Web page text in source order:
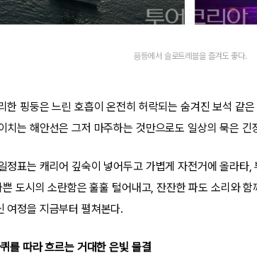
픙등에서 슬로트레블을 즐겨도 좋다.
한 핑둥은 느린 호흡이 온전히 허락되는 숨겨진 보석 같
치는 해안선은 그저 마주하는 것만으로도 일상의 묵은 긴
정표는 캐리어 깊숙이 넣어두고 가볍게 자전거에 올라타
도시의 소란함은 훌훌 털어내고, 잔잔한 파도 소리와
여정을 지금부터 펼쳐본다.
를 따라 흐르는 거대한 은빛 물결